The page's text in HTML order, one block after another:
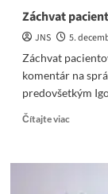
Záchvat
JNS
5.
Záchvat
komentár na
predovšetkým
Čítajte viacRead
Záchvat